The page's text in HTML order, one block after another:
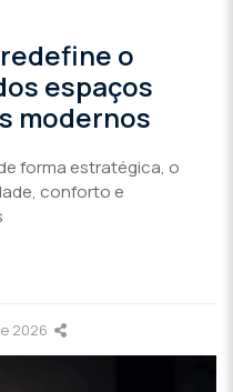
o
espaços
modernos
forma estratégica, o
conforto e
2026